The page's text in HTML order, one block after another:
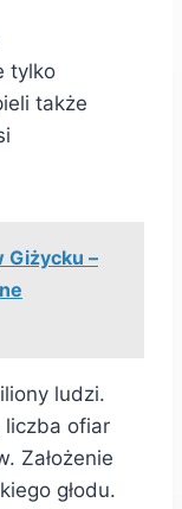
tylko
także
Giżycku –
ludzi.
liczba ofiar
Założenie
głodu.